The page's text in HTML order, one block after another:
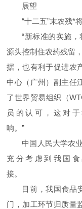
展望
“十二五”末农
“新标准的实施
源头控制住农药残留
据，也有利于促进农
中心（广州）副主任
了世界贸易组织（
员的认可，这对
响。”
中国人民大学农
充分考虑到我国
接。
目前，我国食品
门，加工环节归质量